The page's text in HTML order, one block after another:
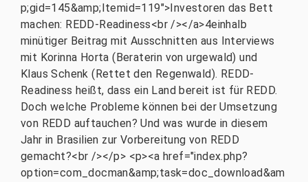
p;gid=145&amp;Itemid=119">Investoren das Bett
machen: REDD-Readiness<br /></a>4einhalb
minütiger Beitrag mit Ausschnitten aus Interviews
mit Korinna Horta (Beraterin von urgewald) und
Klaus Schenk (Rettet den Regenwald). REDD-
Readiness heißt, dass ein Land bereit ist für REDD.
Doch welche Probleme können bei der Umsetzung
von REDD auftauchen? Und was wurde in diesem
Jahr in Brasilien zur Vorbereitung von REDD
gemacht?<br /></p> <p><a href="index.php?
option=com_docman&amp;task=doc_download&am